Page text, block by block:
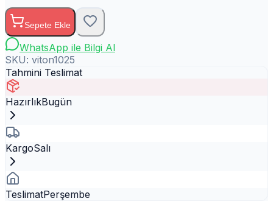
Sepete Ekle
WhatsApp ile Bilgi Al
SKU: viton1025
Tahmini Teslimat
HazırlıkBugün
KargoSalı
TeslimatPerşembe